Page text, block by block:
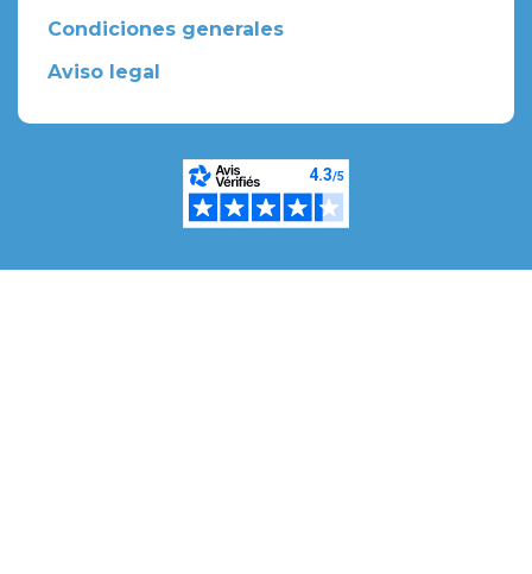
Condiciones generales
Aviso legal